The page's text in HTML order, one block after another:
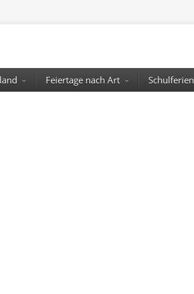
Feiertage nach Art Schulferien